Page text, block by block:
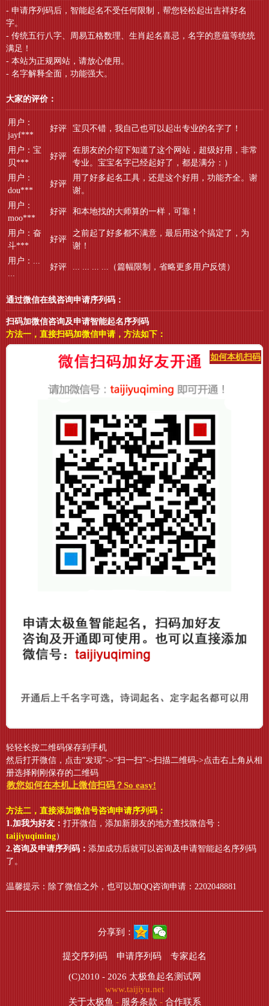
- 申请序列码后，智能起名不受任何限制，帮您轻松起出吉祥好名
字。
- 传统五行八字、周易五格数理、生肖起名喜忌，名字的意蕴等统统
满足！
- 本站为正规网站，请放心使用。
- 名字解释全面，功能强大。
大家的评价：
用户：
jayf***
好评 宝贝不错，我自己也可以起出专业的名字了！
用户：宝
贝***
好评
在朋友的介绍下知道了这个网站，超级好用，非常
专业。宝宝名字已经起好了，都是满分：）
用户：
dou***
好评
用了好多起名工具，还是这个好用，功能齐全。谢
谢。
用户：
moo***
好评 和本地找的大师算的一样，可靠！
用户：奋
斗***
好评
之前起了好多都不满意，最后用这个搞定了，为
谢！
用户：...
...
好评 ... ... ... ...（篇幅限制，省略更多用户反馈）
通过微信在线咨询申请序列码：
扫码加微信咨询及申请智能起名序列码
方法一，直接扫码加微信申请，方法如下：
如何本机扫码
轻轻长按二维码保存到手机
然后打开微信，点击“发现”->“扫一扫”->扫描二维码->点击右上角从相
册选择刚刚保存的二维码
教您如何在本机上微信扫码？So easy!
方法二，直接添加微信号咨询申请序列码：
1.加我为好友： 打开微信，添加新朋友的地方查找微信号：
taijiyuqiming）
2.咨询及申请序列码： 添加成功后就可以咨询及申请智能起名序列码
了。
温馨提示：除了微信之外，也可以加QQ咨询申请：2202048881
分享到：
提交序列码 申请序列码 专家起名
(C)2010 - 2026 太极鱼起名测试网
www.taijiyu.net
关于太极鱼 - 服务条款 - 合作联系